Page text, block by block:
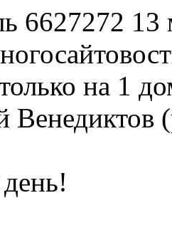
6627272 13
на 1
Венедиктов